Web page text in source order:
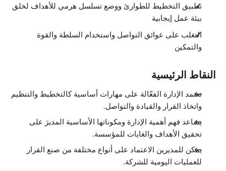
وضع الأهداف
0:32
خلاصة الفصل
تفويض المهام وإدارة الفرق
نظرة عامة
السلطة والنفوذ والتمكين
1:55
1:01
فوائد التفويض
تطبيق التخطيط للطوارئ ووضع تسلسل هرمي للأهداف لخلق
بيئة عمل إيجابية
التغلب على عوائق التواصل واستخدام السلطة والقوة
والتمكين
النقاط الرئيسية
تعتمد الإدارة الفعّالة على مهارات أساسية كالتخطيط والتنظيم
واتخاذ القرار والقيادة والتواصل.
يساعد فهم أهمية الإدارة ومكوناتها الأساسية المديرَ على
تحقيق الأهداف والغايات للمؤسسة.
يمكن للمديرين الاعتماد على أنواع مختلفة من صنع القرار
للعمليات اليومية للشركة.